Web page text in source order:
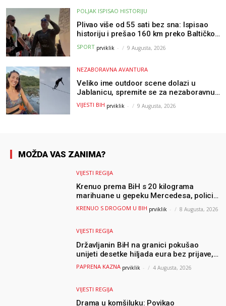
POLJAK ISPISAO HISTORIJU
Plivao više od 55 sati bez sna: Ispisao
historiju i prešao 160 km preko Baltičkog
mora – a podvig posvetio djeci oboljeloj
od raka
SPORT prviklik - 9 Augusta, 2026
NEZABORAVNA AVANTURA
Veliko ime outdoor scene dolazi u
Jablanicu, spremite se za nezaboravnu
avanturu (VIDEO) !
VIJESTI BIH prviklik - 9 Augusta, 2026
MOŽDA VAS ZANIMA?
VIJESTI REGIJA
Krenuo prema BiH s 20 kilograma
marihuane u gepeku Mercedesa, policija
ga uhapsila na granici
KRENUO S DROGOM U BIH prviklik - 8 Augusta, 2026
VIJESTI REGIJA
Državljanin BiH na granici pokušao
unijeti desetke hiljada eura bez prijave,
uslijedila “paprena” kazna
PAPRENA KAZNA prviklik - 4 Augusta, 2026
VIJESTI REGIJA
Drama u komšiluku: Povikao